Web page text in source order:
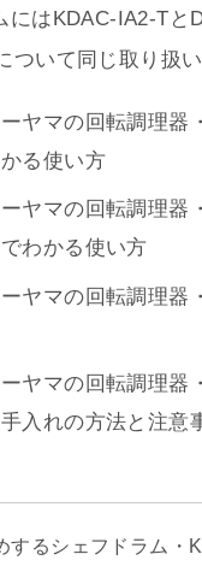
にはKDAC-IA2-Tと
ついて同じ取り扱い
ヤマの回転調理器
る使い方
ヤマの回転調理器
わかる使い方
ヤマの回転調理器
ヤマの回転調理器
入れの方法と注意
するシェフドラム・